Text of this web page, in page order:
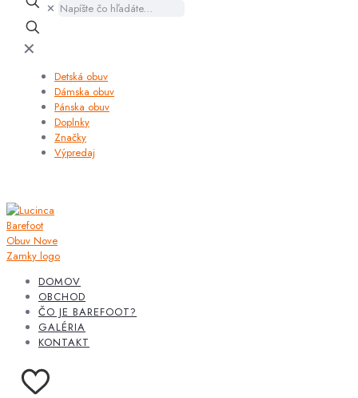
✕
✕
Detská obuv
Dámska obuv
Pánska obuv
Doplnky
Značky
Výpredaj
DOMOV
OBCHOD
ČO JE BAREFOOT?
GALÉRIA
KONTAKT